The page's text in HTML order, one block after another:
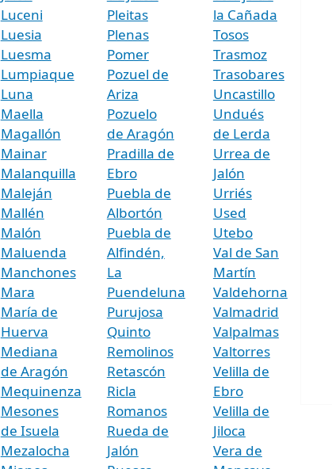
Luceni
Luesia
Luesma
Lumpiaque
Luna
Maella
Magallón
Mainar
Malanquilla
Maleján
Mallén
Malón
Maluenda
Manchones
Mara
María de
Huerva
Mediana
de Aragón
Mequinenza
Mesones
de Isuela
Mezalocha
Pleitas
Plenas
Pomer
Pozuel de
Ariza
Pozuelo
de Aragón
Pradilla de
Ebro
Puebla de
Albortón
Puebla de
Alfindén,
La
Puendeluna
Purujosa
Quinto
Remolinos
Retascón
Ricla
Romanos
Rueda de
Jalón
la Cañada
Tosos
Trasmoz
Trasobares
Uncastillo
Undués
de Lerda
Urrea de
Jalón
Urriés
Used
Utebo
Val de San
Martín
Valdehorna
Valmadrid
Valpalmas
Valtorres
Velilla de
Ebro
Velilla de
Jiloca
Vera de